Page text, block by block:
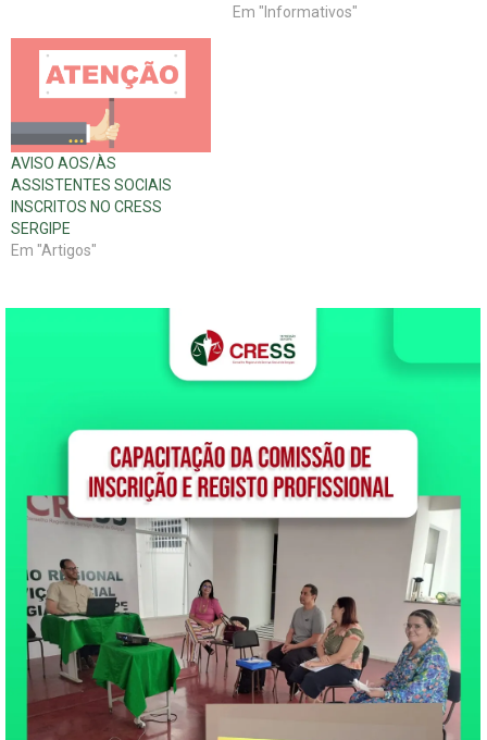
movimentações político-
Em "Informativos"
AVISO AOS/ÀS
ASSISTENTES SOCIAIS
INSCRITOS NO CRESS
SERGIPE
Em "Artigos"